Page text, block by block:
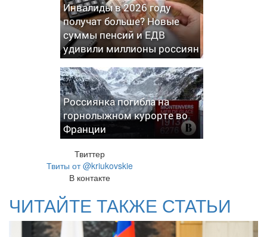
Инвалиды в 2026 году
получат больше? Новые
суммы пенсий и ЕДВ
удивили миллионы россиян
Россиянка погибла на
горнолыжном курорте во
Франции
Твиттер
Твиты от @kriukovskie
В контакте
ЧИТАЙТЕ ТАКЖЕ СТАТЬИ